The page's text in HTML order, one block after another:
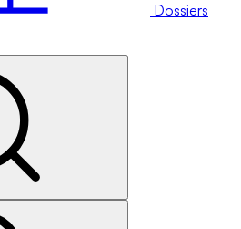
Dossiers